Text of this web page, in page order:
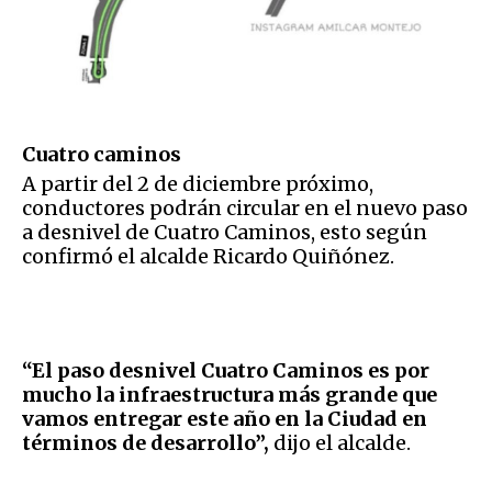
Cuatro caminos
A partir del 2 de diciembre próximo,
conductores podrán circular en el nuevo paso
a desnivel de Cuatro Caminos, esto según
confirmó el alcalde Ricardo Quiñónez.
“El paso desnivel Cuatro Caminos es por
mucho la infraestructura más grande que
vamos entregar este año en la Ciudad en
términos de desarrollo”, dijo el alcalde.